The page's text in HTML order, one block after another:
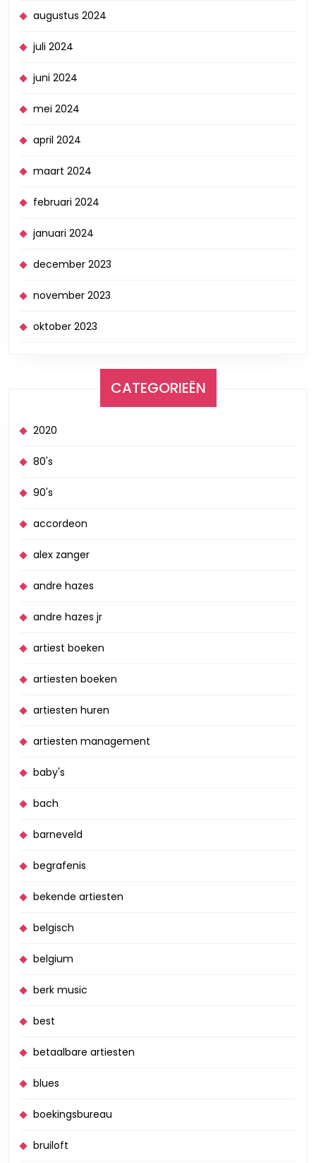
augustus 2024
juli 2024
juni 2024
mei 2024
april 2024
maart 2024
februari 2024
januari 2024
december 2023
november 2023
oktober 2023
CATEGORIEËN
2020
80's
90's
accordeon
alex zanger
andre hazes
andre hazes jr
artiest boeken
artiesten boeken
artiesten huren
artiesten management
baby's
bach
barneveld
begrafenis
bekende artiesten
belgisch
belgium
berk music
best
betaalbare artiesten
blues
boekingsbureau
bruiloft